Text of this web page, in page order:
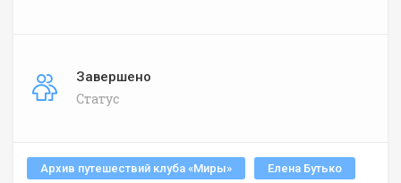
Завершено
Статус
Архив путешествий клуба «Миры» Елена Бутько